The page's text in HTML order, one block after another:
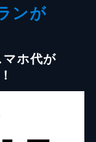
ンが
ホ代が